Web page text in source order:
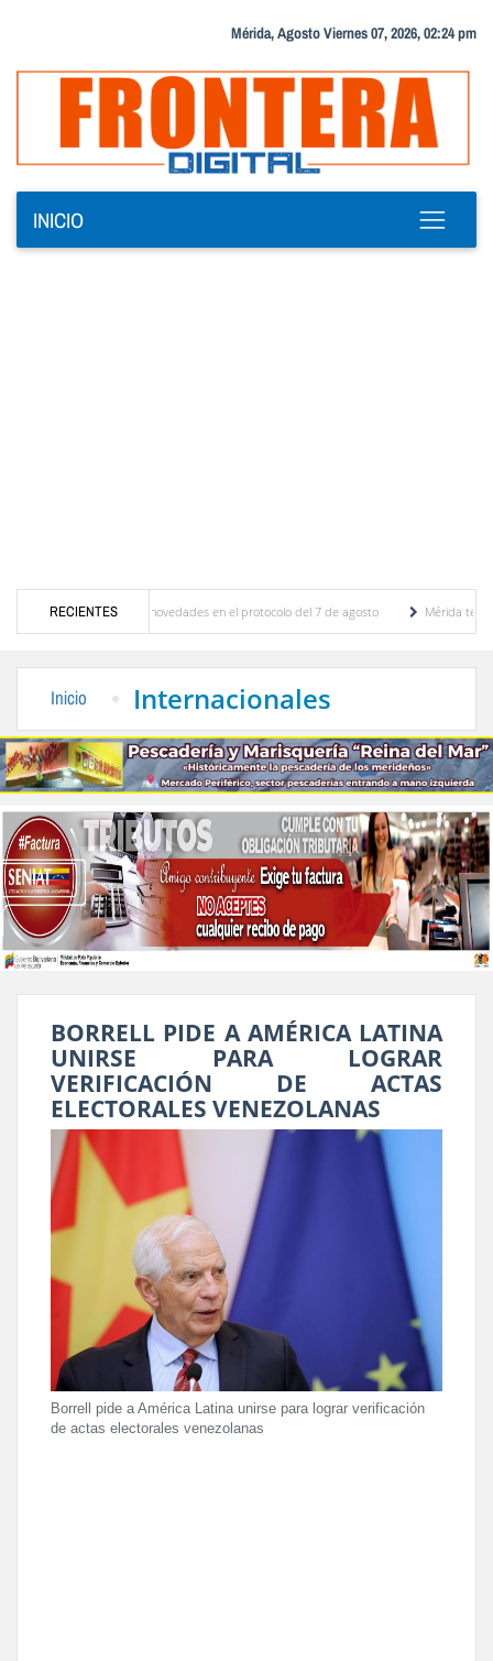
Mérida, Agosto Viernes 07, 2026, 02:24 pm
INICIO
RECIENTES
y se conocieron novedades en el protocolo del 7 de agosto
Mérida territorio
Inicio Internacionales
BORRELL PIDE A AMÉRICA LATINA
UNIRSE PARA LOGRAR
VERIFICACIÓN DE ACTAS
ELECTORALES VENEZOLANAS
Borrell pide a América Latina unirse para lograr verificación
de actas electorales venezolanas